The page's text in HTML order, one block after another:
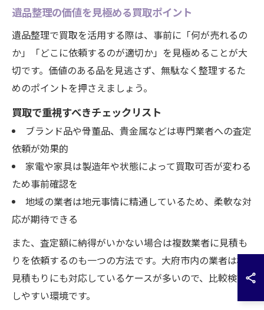
遺品整理の価値を見極める買取ポイント
遺品整理で買取を活用する際は、事前に「何が売れるの
か」「どこに依頼するのが適切か」を見極めることが大
切です。価値のある品を見逃さず、無駄なく整理するた
めのポイントを押さえましょう。
買取で重視すべきチェックリスト
ブランド品や骨董品、貴金属などは専門業者への査定
依頼が効果的
家電や家具は製造年や状態によって買取可否が変わる
ため事前確認を
地域の業者は地元事情に精通しているため、柔軟な対
応が期待できる
また、査定額に納得がいかない場合は複数業者に見積も
りを依頼するのも一つの方法です。大府市内の業者は相
見積もりにも対応しているケースが多いので、比較検討
しやすい環境です。